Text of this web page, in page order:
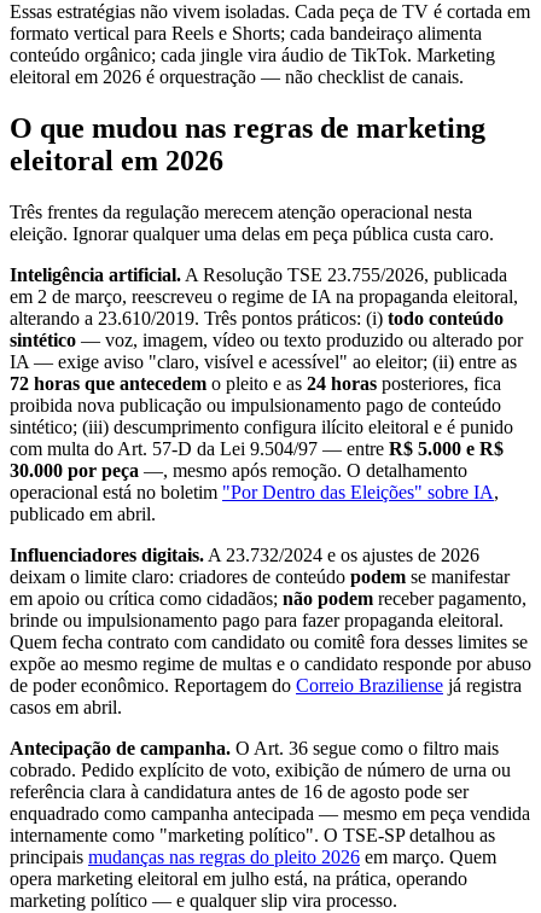
Essas estratégias não vivem isoladas. Cada peça de TV é cortada em
formato vertical para Reels e Shorts; cada bandeiraço alimenta
conteúdo orgânico; cada jingle vira áudio de TikTok. Marketing
eleitoral em 2026 é orquestração — não checklist de canais.
O que mudou nas regras de marketing
eleitoral em 2026
Três frentes da regulação merecem atenção operacional nesta
eleição. Ignorar qualquer uma delas em peça pública custa caro.
Inteligência artificial. A Resolução TSE 23.755/2026, publicada
em 2 de março, reescreveu o regime de IA na propaganda eleitoral,
alterando a 23.610/2019. Três pontos práticos: (i) todo conteúdo
sintético — voz, imagem, vídeo ou texto produzido ou alterado por
IA — exige aviso "claro, visível e acessível" ao eleitor; (ii) entre as
72 horas que antecedem o pleito e as 24 horas posteriores, fica
proibida nova publicação ou impulsionamento pago de conteúdo
sintético; (iii) descumprimento configura ilícito eleitoral e é punido
com multa do Art. 57-D da Lei 9.504/97 — entre R$ 5.000 e R$
30.000 por peça —, mesmo após remoção. O detalhamento
operacional está no boletim "Por Dentro das Eleições" sobre IA,
publicado em abril.
Influenciadores digitais. A 23.732/2024 e os ajustes de 2026
deixam o limite claro: criadores de conteúdo podem se manifestar
em apoio ou crítica como cidadãos; não podem receber pagamento,
brinde ou impulsionamento pago para fazer propaganda eleitoral.
Quem fecha contrato com candidato ou comitê fora desses limites se
expõe ao mesmo regime de multas e o candidato responde por abuso
de poder econômico. Reportagem do Correio Braziliense já registra
casos em abril.
Antecipação de campanha. O Art. 36 segue como o filtro mais
cobrado. Pedido explícito de voto, exibição de número de urna ou
referência clara à candidatura antes de 16 de agosto pode ser
enquadrado como campanha antecipada — mesmo em peça vendida
internamente como "marketing político". O TSE-SP detalhou as
principais mudanças nas regras do pleito 2026 em março. Quem
opera marketing eleitoral em julho está, na prática, operando
marketing político — e qualquer slip vira processo.